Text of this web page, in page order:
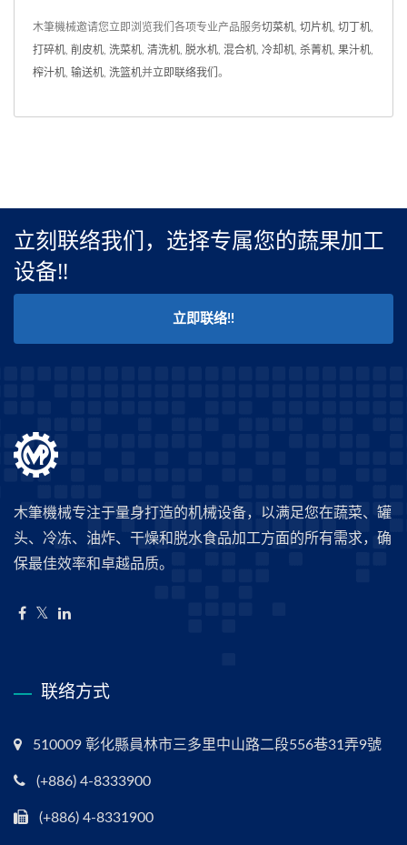
木筆機械邀请您立即浏览我们各项专业产品服务切菜机 切片机 切丁机
打碎机 削皮机 洗菜机 清洗机 脱水机 混合机 冷却机 杀菁机 果汁机
榨汁机 输送机 洗篮机并立即联络我们 。
立刻联络我们，选择专属您的蔬果加工
设备!!
立即联络!!
木筆機械专注于量身打造的机械设备，以满足您在蔬菜、罐
头、冷冻、油炸、干燥和脱水食品加工方面的所有需求，确
保最佳效率和卓越品质。
联络方式
510009 彰化縣員林市三多里中山路二段556巷31弄9號
(+886) 4-8333900
(+886) 4-8331900